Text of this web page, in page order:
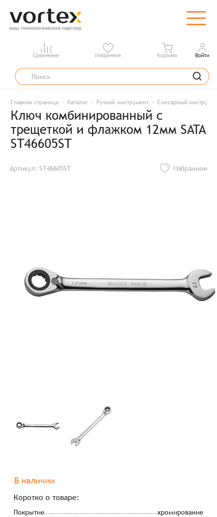
Сравнение Избранное Корзина Войти
Главная страница Каталог Ручной инструмент Слесарный
Ключ комбинированный с
трещеткой и флажком 12мм SATA
ST46605ST
Артикул: ST46605ST Избранное
В наличии
Коротко о товаре:
Покрытие
хромирование